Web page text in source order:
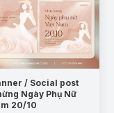
/ Social post
Ngày Phụ Nữ
20/10